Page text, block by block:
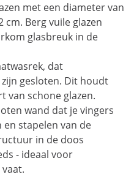
met een diameter van
cm. Berg vuile glazen
glasbreuk in de
dat
gesloten. Dit houdt
van schone glazen.
wand dat je vingers
stapelen van de
in de doos
- ideaal voor